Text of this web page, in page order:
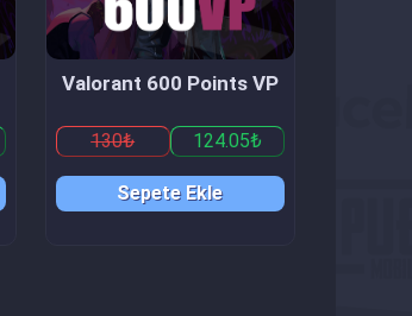
Valorant 600 Points VP
130₺ 124.05₺
Sepete Ekle